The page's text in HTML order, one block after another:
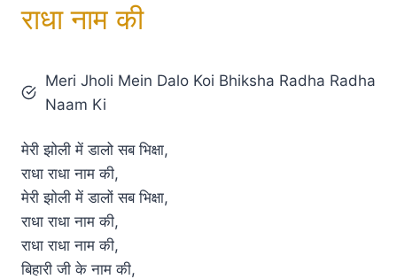
राधा नाम की
Meri Jholi Mein Dalo Koi Bhiksha Radha Radha
Naam Ki
मेरी झोली में डालो सब भिक्षा,
राधा राधा नाम की,
मेरी झोली में डालों सब भिक्षा,
राधा राधा नाम की,
राधा राधा नाम की,
बिहारी जी के नाम की,